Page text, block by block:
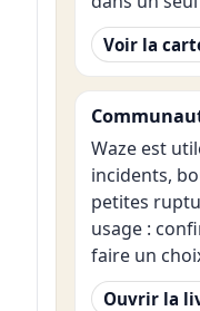
Voir la
Waze est
incidents,
petites
usage :
faire un
Ouvrir la